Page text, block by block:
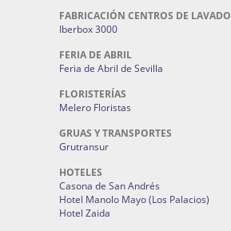
FABRICACIÓN CENTROS DE LAVADO
Iberbox 3000
FERIA DE ABRIL
Feria de Abril de Sevilla
FLORISTERÍAS
Melero Floristas
GRUAS Y TRANSPORTES
Grutransur
HOTELES
Casona de San Andrés
Hotel Manolo Mayo (Los Palacios)
Hotel Zaida